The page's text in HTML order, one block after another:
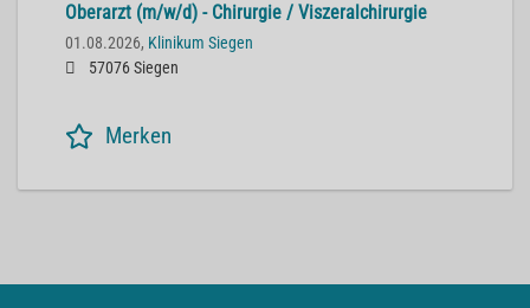
Oberarzt (m/w/d) - Chirurgie / Viszeralchirurgie
01.08.2026, Klinikum Siegen
57076 Siegen
Merken